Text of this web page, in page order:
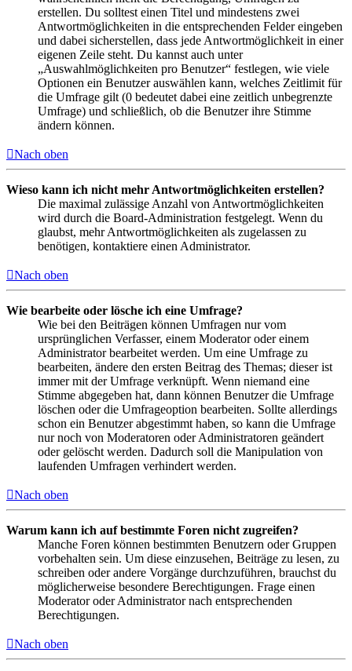
erstellen. Du solltest einen Titel und mindestens zwei
Antwortmöglichkeiten in die entsprechenden Felder eingeben
und dabei sicherstellen, dass jede Antwortmöglichkeit in einer
eigenen Zeile steht. Du kannst auch unter
„Auswahlmöglichkeiten pro Benutzer“ festlegen, wie viele
Optionen ein Benutzer auswählen kann, welches Zeitlimit für
die Umfrage gilt (0 bedeutet dabei eine zeitlich unbegrenzte
Umfrage) und schließlich, ob die Benutzer ihre Stimme
ändern können.
Nach oben
Wieso kann ich nicht mehr Antwortmöglichkeiten erstellen?
Die maximal zulässige Anzahl von Antwortmöglichkeiten
wird durch die Board-Administration festgelegt. Wenn du
glaubst, mehr Antwortmöglichkeiten als zugelassen zu
benötigen, kontaktiere einen Administrator.
Nach oben
Wie bearbeite oder lösche ich eine Umfrage?
Wie bei den Beiträgen können Umfragen nur vom
ursprünglichen Verfasser, einem Moderator oder einem
Administrator bearbeitet werden. Um eine Umfrage zu
bearbeiten, ändere den ersten Beitrag des Themas; dieser ist
immer mit der Umfrage verknüpft. Wenn niemand eine
Stimme abgegeben hat, dann können Benutzer die Umfrage
löschen oder die Umfrageoption bearbeiten. Sollte allerdings
schon ein Benutzer abgestimmt haben, so kann die Umfrage
nur noch von Moderatoren oder Administratoren geändert
oder gelöscht werden. Dadurch soll die Manipulation von
laufenden Umfragen verhindert werden.
Nach oben
Warum kann ich auf bestimmte Foren nicht zugreifen?
Manche Foren können bestimmten Benutzern oder Gruppen
vorbehalten sein. Um diese einzusehen, Beiträge zu lesen, zu
schreiben oder andere Vorgänge durchzuführen, brauchst du
möglicherweise besondere Berechtigungen. Frage einen
Moderator oder Administrator nach entsprechenden
Berechtigungen.
Nach oben